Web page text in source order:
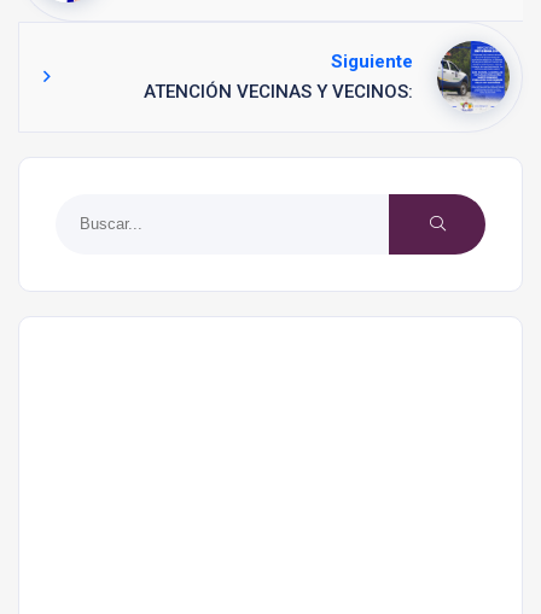
Siguiente
ATENCIÓN VECINAS Y VECINOS: